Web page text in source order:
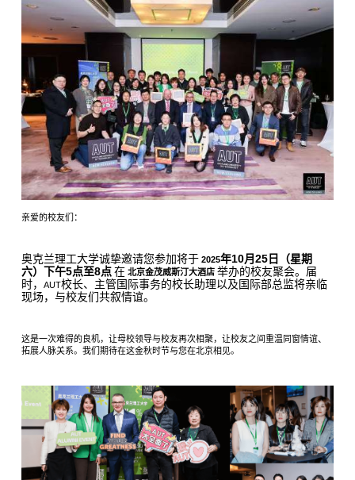
亲爱的校友们：
奥克兰理工大学诚挚邀请您参加将于 2025年10月25 日（星期
六）下午5点至8点在 北京金茂威斯汀大酒店 举办的校友聚会。届
时，
AUT校长、主管国际事务的校长助理以及国际部总监将亲临
现场，与校友们共叙情谊。
这是一次难得的良机，让母校领导与校友再次相聚，让校友之间重温同窗情谊、
拓展人脉关系。我们期待在这金秋时节与您在北京相见。